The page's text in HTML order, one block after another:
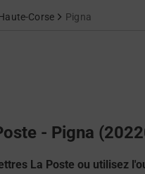
Corse Pigna
- Pigna
La Poste ou utilisez